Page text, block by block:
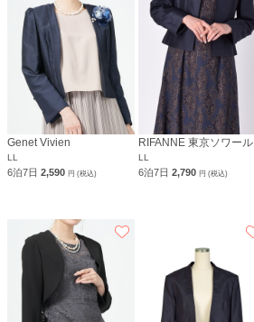
Genet Vivien
LL
6泊7日 2,590 円 (税込)
RIFANNE 東京ソワール
LL
6泊7日2,790円 (税込)